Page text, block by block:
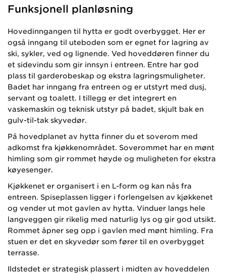
Funksjonell planløsning
Hovedinngangen til hytta er godt overbygget. Her er
også inngang til uteboden som er egnet for lagring av
ski, sykler, ved og lignende. Ved hoveddøren finner du
et sidevindu som gir innsyn i entreen. Entre har god
plass til garderobeskap og ekstra lagringsmuligheter.
Badet har inngang fra entreen og er utstyrt med dusj,
servant og toalett. I tillegg er det integrert en
vaskemaskin og teknisk utstyr på badet, skjult bak en
gulv-til-tak skyvedør.
På hovedplanet av hytta finner du et soverom med
adkomst fra kjøkkenområdet. Soverommet har en mønt
himling som gir rommet høyde og muligheten for ekstra
køyesenger.
Kjøkkenet er organisert i en L-form og kan nås fra
entreen. Spiseplassen ligger i forlengelsen av kjøkkenet
og vender ut mot gavlen av hytta. Vinduer langs hele
langveggen gir rikelig med naturlig lys og gir god utsikt.
Rommet åpner seg opp i gavlen med mønt himling. Fra
stuen er det en skyvedør som fører til en overbygget
terrasse.
Ildstedet er strategisk plassert i midten av hoveddelen